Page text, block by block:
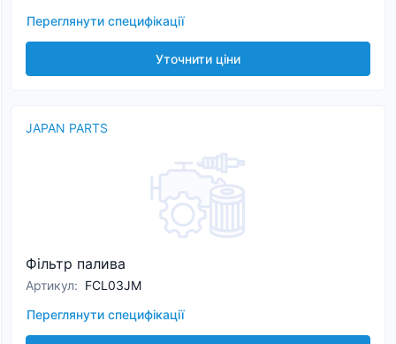
Переглянути специфікації
Уточнити ціни
JAPAN PARTS
Фільтр палива
Артикул: FCL03JM
Переглянути специфікації